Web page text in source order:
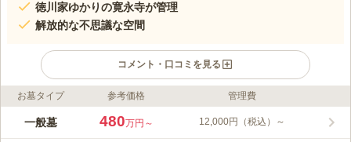
徳川家ゆかりの寛永寺が管理
解放的な不思議な空間
コメント・口コミを見る
ライフドット編集部のコメント
寛永寺 徳川浄苑は、徳川将軍家代々の菩提寺として知られてい
お墓タイプ 参考価格 管理費
一般墓 480万円～ 12,000円（税込）～